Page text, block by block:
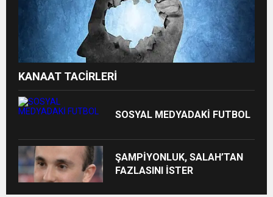
KANAAT TACİRLERİ
SOSYAL MEDYADAKİ FUTBOL
ŞAMPİYONLUK, SALAH’TAN
FAZLASINI İSTER